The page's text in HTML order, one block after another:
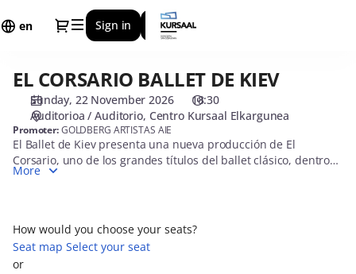
en Dialog
Sign in Register
selection
Elkargunea
22.11.2026
18:30
DE
KIEV]
EL
CORSARIO
BALLET
DE
KIEV
EL CORSARIO BALLET DE KIEV
Sunday, 22 November 2026
18:30
Auditorioa / Auditorio Centro Kursaal Elkargunea
Promoter:GOLDBERG ARTISTAS AIE
El Ballet de Kiev presenta una nueva producción de El
Corsario, uno de los grandes títulos del ballet clásico, dentro
de su gira por España en 2026. Este espectáculo, además,
2017 por el bailarín Viktor Ishchuk, reúne a destacados solistas
ucranianos y ha realizado más de 700 funciones en
prestigiosos teatros de todo el mundo. Fiel a la tradición del
More
How would you choose your seats?
Seat map Select your seat
or